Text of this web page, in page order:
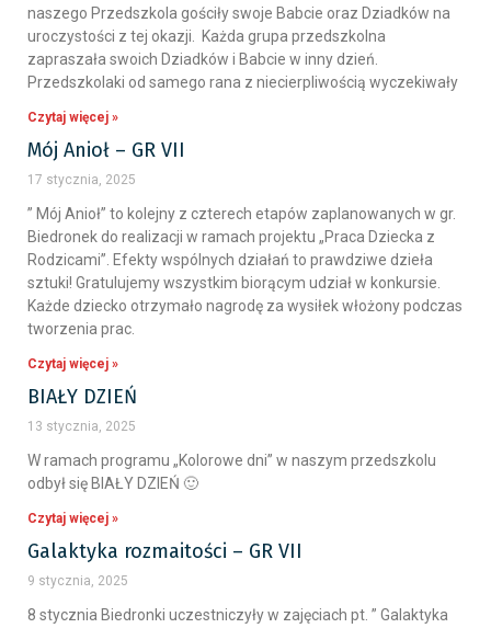
naszego Przedszkola gościły swoje Babcie oraz Dziadków na
uroczystości z tej okazji. Każda grupa przedszkolna
zapraszała swoich Dziadków i Babcie w inny dzień.
Przedszkolaki od samego rana z niecierpliwością wyczekiwały
Czytaj więcej »
Mój Anioł – GR VII
17 stycznia, 2025
” Mój Anioł” to kolejny z czterech etapów zaplanowanych w gr.
Biedronek do realizacji w ramach projektu „Praca Dziecka z
Rodzicami”. Efekty wspólnych działań to prawdziwe dzieła
sztuki! Gratulujemy wszystkim biorącym udział w konkursie.
Każde dziecko otrzymało nagrodę za wysiłek włożony podczas
tworzenia prac.
Czytaj więcej »
BIAŁY DZIEŃ
13 stycznia, 2025
W ramach programu „Kolorowe dni” w naszym przedszkolu
odbył się BIAŁY DZIEŃ 🙂
Czytaj więcej »
Galaktyka rozmaitości – GR VII
9 stycznia, 2025
8 stycznia Biedronki uczestniczyły w zajęciach pt. ” Galaktyka